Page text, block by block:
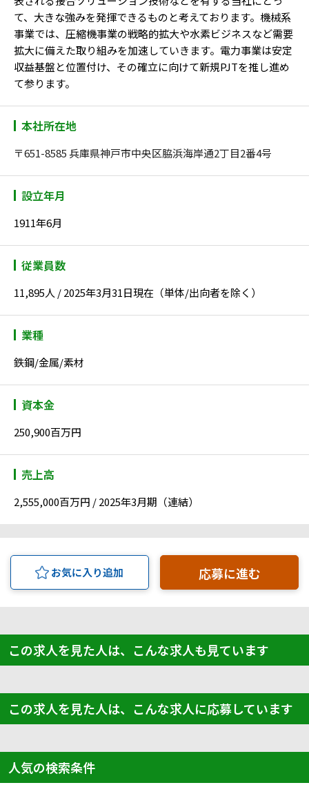
て、大きな強みを発揮できるものと考えております。機械系
事業では、圧縮機事業の戦略的拡大や水素ビジネスなど需要
拡大に備えた取り組みを加速していきます。電力事業は安定
収益基盤と位置付け、その確立に向けて新規PJTを推し進め
て参ります。
本社所在地
〒651-8585 兵庫県神戸市中央区脇浜海岸通2丁目2番4号
設立年月
1911年6月
従業員数
11,895人 / 2025年3月31日現在（単体/出向者を除く）
業種
鉄鋼/金属/素材
資本金
250,900百万円
売上高
2,555,000百万円 / 2025年3月期（連結）
お気に入り追加 応募に進む
この求人を見た人は、こんな求人も見ています
この求人を見た人は、こんな求人に応募しています
人気の検索条件